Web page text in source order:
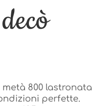
800 lastronata
perfette.
800 lastronata
perfette.